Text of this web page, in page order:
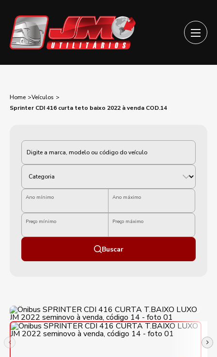
Home
Veículos
Sprinter CDI 416 curta teto baixo 2022 à venda COD.14
Categoria
Ano mínimo Ano máximo
Preço mínimo Preço máximo
Buscar